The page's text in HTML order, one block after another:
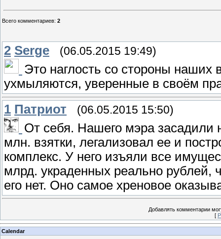
Всего комментариев: 2
2 Serge (06.05.2015 19:49)
Это наглость со стороны наших
ухмыляются, уверенные в своём
1 Патриот (06.05.2015 15:50)
От себя. Нашего мэра засадили
млн. взятки, легализовал ее и
комплекс. У него изъяли все
млрд. украденных реально рублей,
его нет. Оно самое хреновое
Добавлять комментарии
[
Calendar